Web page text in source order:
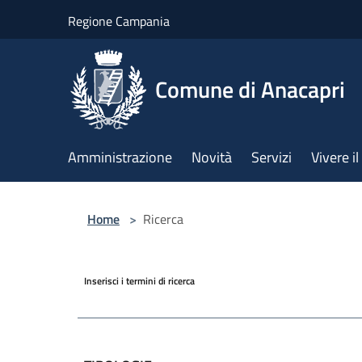
Regione Campania
Comune di Anacapri
Amministrazione Novità Servizi Vivere
Home > Ricerca
Inserisci i termini di ricerca